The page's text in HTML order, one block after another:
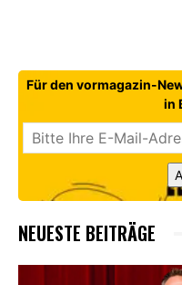
Für den vormagazin-
in
NEUESTE BEITRÄGE